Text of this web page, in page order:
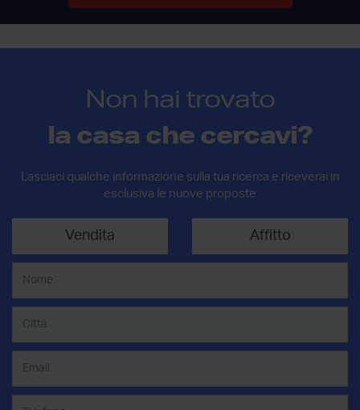
Non hai trovato
la casa che cercavi?
Lasciaci qualche informazione sulla tua ricerca e riceverai in
esclusiva le nuove proposte
Vendita Affitto